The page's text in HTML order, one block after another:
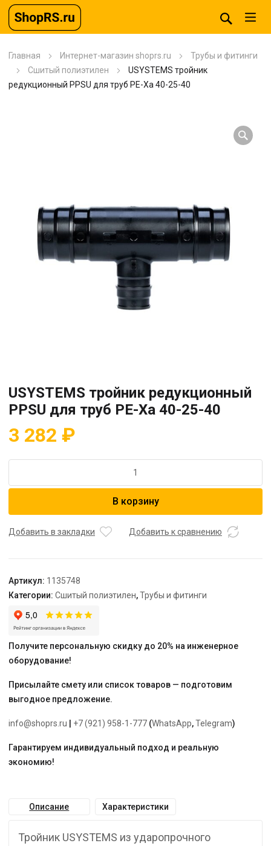
Главная Интернет-магазин shoprs.ru
Трубы и фитинги
Сшитый полиэтилен
USYSTEMS тройник
редукционный PPSU для труб PE-Xa 40-25-40
USYSTEMS тройник редукционный
PPSU для труб PE-Xa 40-25-40
3 282 ₽
USYSTEMS
PPSU
Xa
40-
25-
40
В корзину
Добавить в закладки Добавить к сравнению
Артикул: 1135748
Категории: Сшитый полиэтилен,Трубы и фитинги
Получите персональную скидку до 20% на инженерное
оборудование!
Присылайте смету или список товаров — подготовим
выгодное предложение.
info@shoprs.ru +7 (921) 958-1-777 (WhatsApp,Telegram)
Гарантируем индивидуальный подход и реальную
экономию!
Описание Характеристики
Тройник USYSTEMS из ударопрочного